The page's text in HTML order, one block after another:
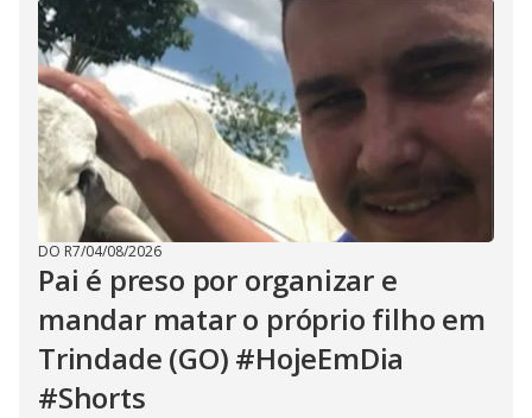
DO R7/04/08/2026
Pai é preso por organizar e
mandar matar o próprio filho em
Trindade (GO) #HojeEmDia
#Shorts